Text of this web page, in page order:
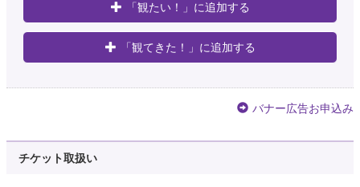
「観たい！」に追加する
「観てきた！」に追加する
バナー広告お申込み
チケット取扱い